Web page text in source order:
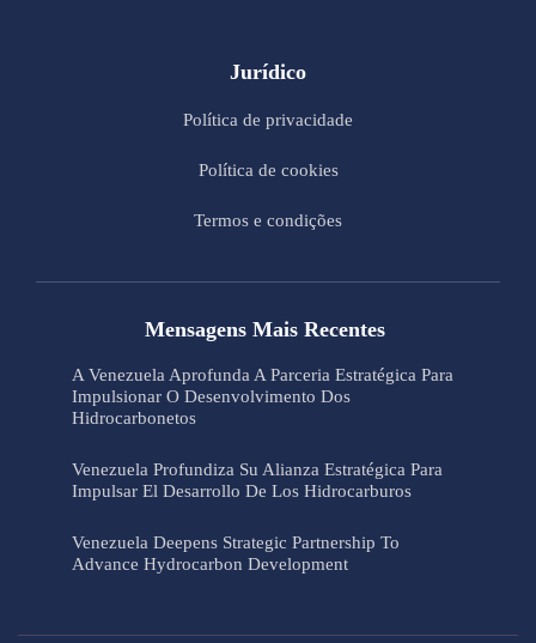
Jurídico
Política de privacidade
Política de cookies
Termos e condições
Mensagens Mais Recentes
A Venezuela Aprofunda A Parceria Estratégica Para
Impulsionar O Desenvolvimento Dos
Hidrocarbonetos
Venezuela Profundiza Su Alianza Estratégica Para
Impulsar El Desarrollo De Los Hidrocarburos
Venezuela Deepens Strategic Partnership To
Advance Hydrocarbon Development